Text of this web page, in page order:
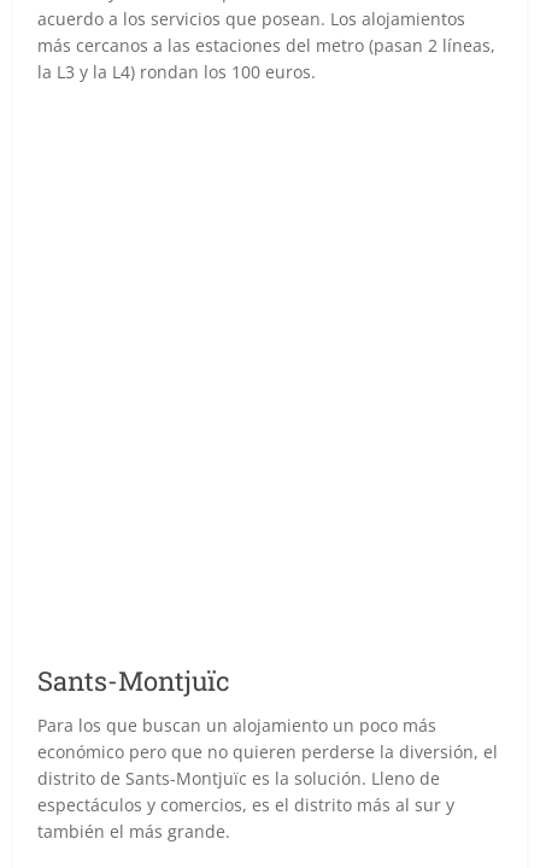
acuerdo a los servicios que posean. Los alojamientos
más cercanos a las estaciones del metro (pasan 2 líneas,
la L3 y la L4) rondan los 100 euros.
Sants-Montjuïc
Para los que buscan un alojamiento un poco más
económico pero que no quieren perderse la diversión, el
distrito de Sants-Montjuïc es la solución. Lleno de
espectáculos y comercios, es el distrito más al sur y
también el más grande.